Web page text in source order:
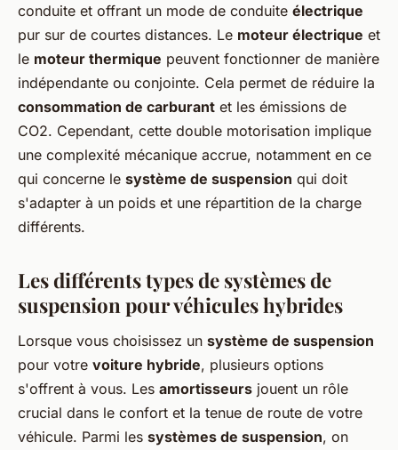
conduite et offrant un mode de conduite électrique
pur sur de courtes distances. Le moteur électrique et
le moteur thermique peuvent fonctionner de manière
indépendante ou conjointe. Cela permet de réduire la
consommation de carburant et les émissions de
CO2. Cependant, cette double motorisation implique
une complexité mécanique accrue, notamment en ce
qui concerne le système de suspension qui doit
s'adapter à un poids et une répartition de la charge
différents.
Les différents types de systèmes de
suspension pour véhicules hybrides
Lorsque vous choisissez un système de suspension
pour votre voiture hybride, plusieurs options
s'offrent à vous. Les amortisseurs jouent un rôle
crucial dans le confort et la tenue de route de votre
véhicule. Parmi les systèmes de suspension, on